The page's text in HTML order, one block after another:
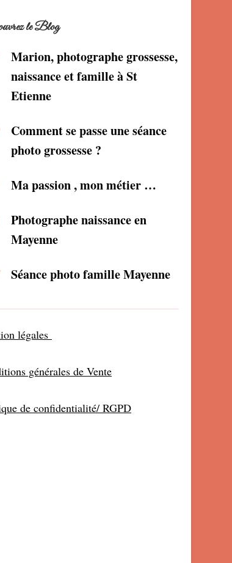
le Blog
Marion, photographe grossesse,
naissance et famille à St
Etienne
Comment se passe une séance
photo grossesse ?
Ma passion , mon métier …
Photographe naissance en
Mayenne
Séance photo famille Mayenne
légales
générales de Vente
de confidentialité/ RGPD